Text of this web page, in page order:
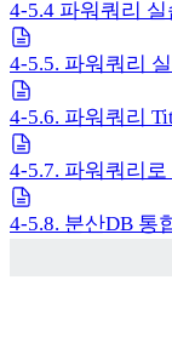
4-5.4 파워쿼리
4-5.5. 파워쿼리
4-5.6. 파워쿼리
4-5.7. 파워쿼리
4-5.8. 분산DB 통